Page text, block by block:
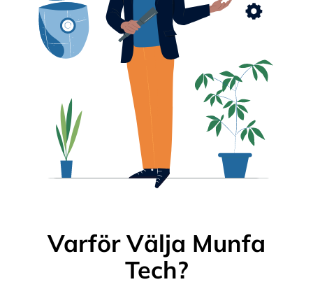
Varför Välja Munfa
Tech?